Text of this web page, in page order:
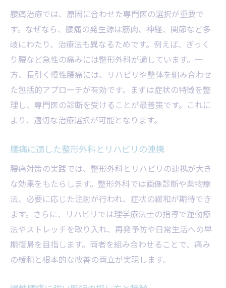
再発を防ぐ腰痛根本治療のポイント解説
腰痛治療におけるリハビリの役割と効果
整形外科と地域医療の連携による腰痛対策
腰痛の長期改善へ向けた生活習慣の見直し
腰痛に悩む方必見の専門医選びポイント
腰痛専門医の選び方と見極めポイント解説
評判や口コミでわかる信頼できる腰痛医
通いやすい腰痛専門医のアクセス利便性
腰痛対応のある総合病院や整形外科の特徴
腰痛専門医選びで重視したい相談体制
松田町で受けられる腰痛最新診療とは
松田町で進化する腰痛治療の最新事情
腰痛に有効な新しい診断技術の特徴
トップ専門医が実践する腰痛新治療法
地域の総合病院で受ける腰痛診療の流れ
腰痛治療の選択肢を広げる医療連携の力
腰痛治療では、原因に合わせた専門医の選択が重要で
す。なぜなら、腰痛の発生源は筋肉、神経、関節など多
岐にわたり、治療法も異なるためです。例えば、ぎっく
り腰など急性の痛みには整形外科が適しています。一
方、長引く慢性腰痛には、リハビリや整体を組み合わせ
た包括的アプローチが有効です。まずは症状の特徴を整
理し、専門医の診断を受けることが最善策です。これに
より、適切な治療選択が可能となります。
腰痛に適した整形外科とリハビリの連携
腰痛対策の実践では、整形外科とリハビリの連携が大き
な効果をもたらします。整形外科では画像診断や薬物療
法、必要に応じた注射が行われ、症状の緩和が期待でき
ます。さらに、リハビリでは理学療法士の指導で運動療
法やストレッチを取り入れ、再発予防や日常生活への早
期復帰を目指します。両者を組み合わせることで、痛み
の緩和と根本的な改善の両立が実現します。